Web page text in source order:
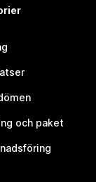
och paket